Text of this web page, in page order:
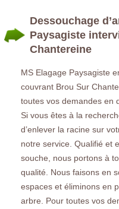
Dessouchage
Paysagiste
Chantereine
MS Elagage Paysagiste
couvrant Brou Sur
toutes vos demandes en
Si vous êtes à la
d’enlever la racine sur
notre service. Qualifié et
souche, nous portons à
qualité. Nous faisons en
espaces et éliminons en
arbre. Pour toutes vos